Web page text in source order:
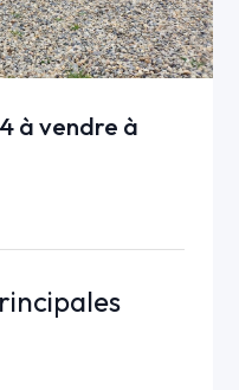
à vendre à